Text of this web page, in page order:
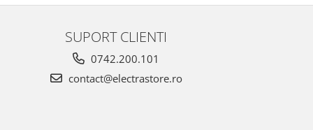
SUPORT CLIENTI
0742.200.101
contact@electrastore.ro